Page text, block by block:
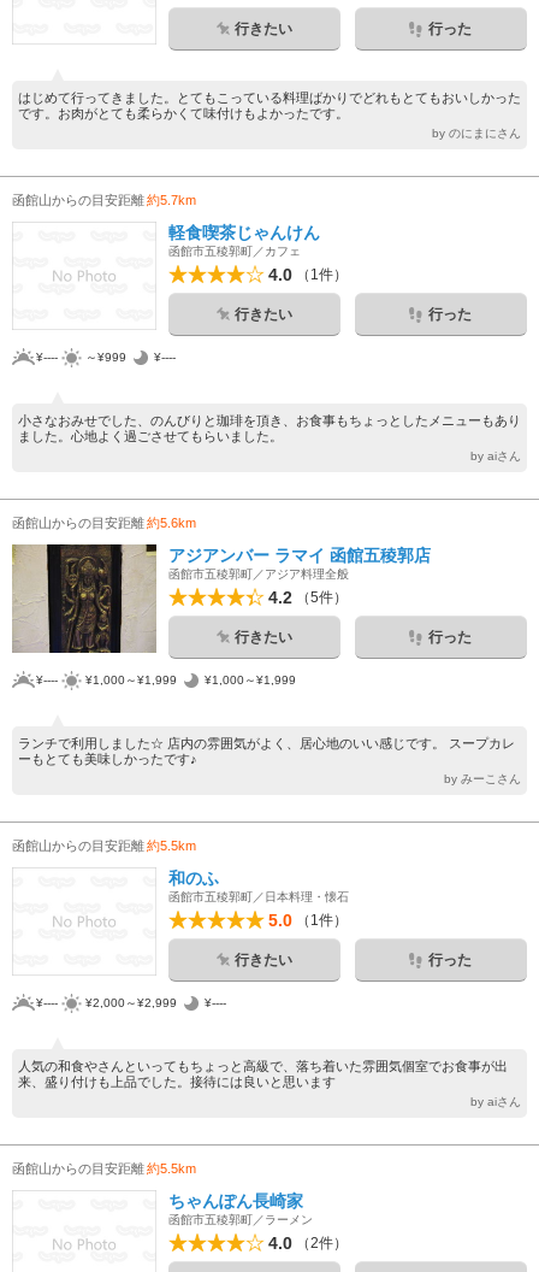
行きたい 行った
はじめて行ってきました。とてもこっている料理ばかりでどれもとてもおいしかった
です。お肉がとても柔らかくて味付けもよかったです。
by のにまにさん
函館山からの目安距離約5.7km
軽食喫茶じゃんけん
函館市五稜郭町／カフェ
4.0 （1件）
行きたい 行った
¥---- ～¥999 ¥----
小さなおみせでした、のんびりと珈琲を頂き、お食事もちょっとしたメニューもあり
ました。心地よく過ごさせてもらいました。
by aiさん
函館山からの目安距離約5.6km
アジアンバー ラマイ 函館五稜郭店
函館市五稜郭町／アジア料理全般
4.2 （5件）
行きたい 行った
¥---- ¥1,000～¥1,999 ¥1,000～¥1,999
ランチで利用しました☆ 店内の雰囲気がよく、居心地のいい感じです。 スープカレ
ーもとても美味しかったです♪
by みーこさん
函館山からの目安距離約5.5km
和のふ
函館市五稜郭町／日本料理・懐石
5.0 （1件）
行きたい 行った
¥---- ¥2,000～¥2,999 ¥----
人気の和食やさんといってもちょっと高級で、落ち着いた雰囲気個室でお食事が出
来、盛り付けも上品でした。接待には良いと思います
by aiさん
函館山からの目安距離約5.5km
ちゃんぽん長崎家
函館市五稜郭町／ラーメン
4.0 （2件）